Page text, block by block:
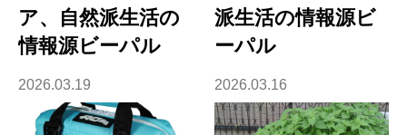
ア、自然派生活の
情報源ビーパル
2026.03.19
派生活の情報源ビ
ーパル
2026.03.16